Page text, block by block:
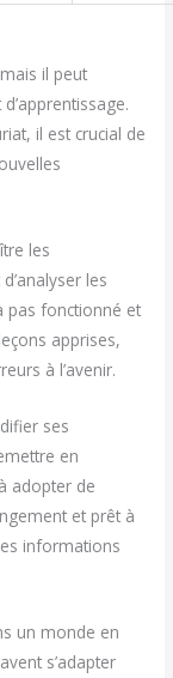
il peut
il est crucial de
les
les
pas fonctionné et
apprises,
à l’avenir.
ses
en
adopter de
et prêt à
informations
un monde en
s’adapter